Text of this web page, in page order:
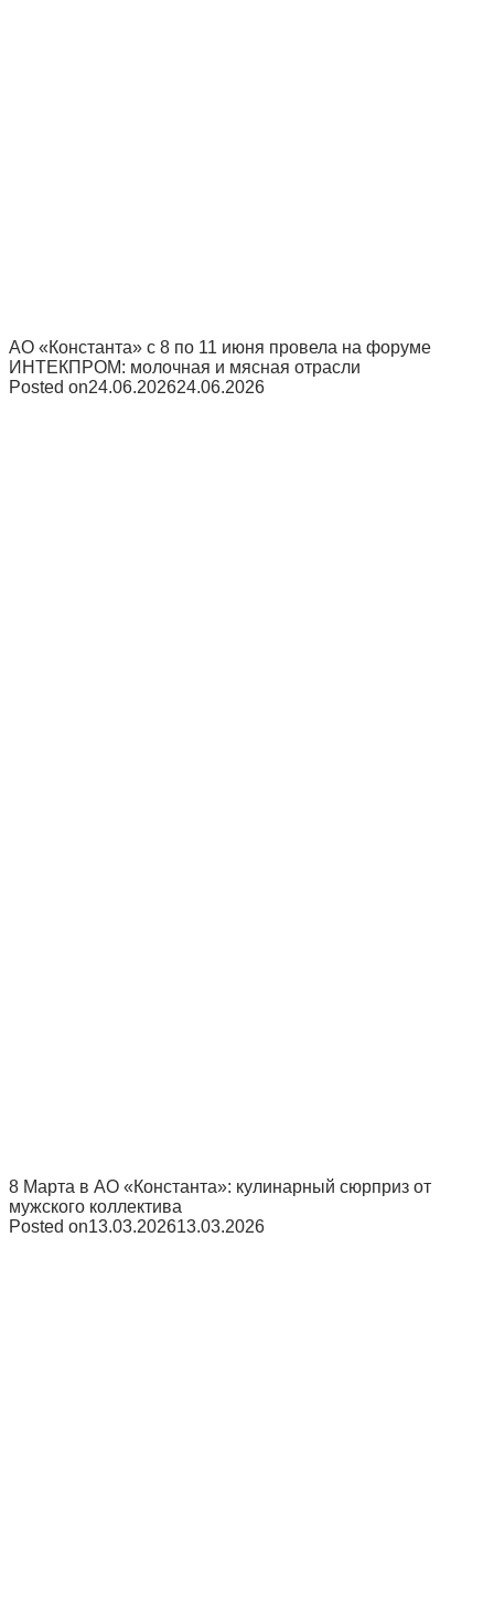
АО «Константа» с 8 по 11 июня провела на форуме
ИНТЕКПРОМ: молочная и мясная отрасли
Posted on24.06.202624.06.2026
8 Марта в АО «Константа»: кулинарный сюрприз от
мужского коллектива
Posted on13.03.202613.03.2026